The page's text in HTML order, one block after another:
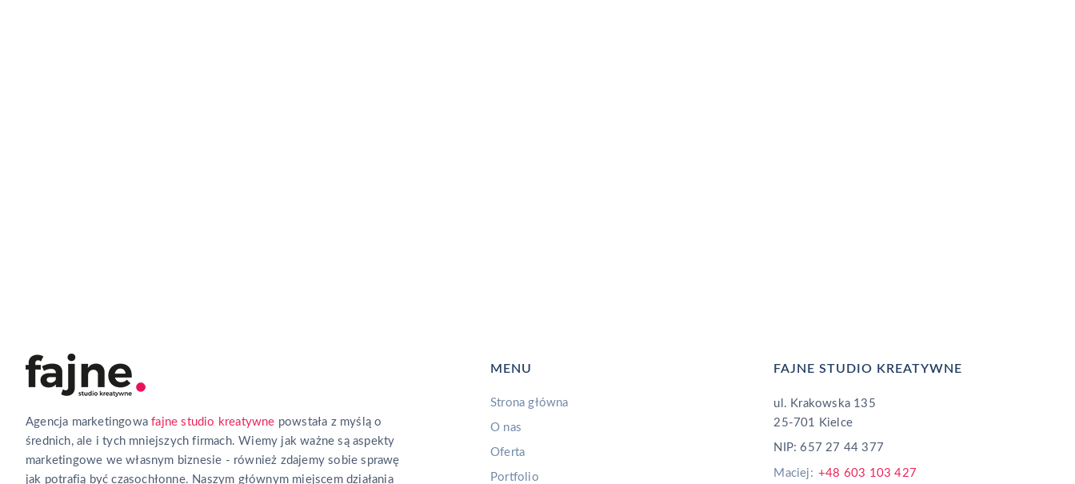
Agencja marketingowafajne studio kreatywne powstała z myślą o
średnich, ale i tych mniejszych firmach. Wiemy jak ważne są aspekty
marketingowe we własnym biznesie - również zdajemy sobie sprawę
jak potrafią być czasochłonne. Naszym głównym miejscem działania
MENU
Strona główna
O nas
Oferta
Portfolio
FAJNE STUDIO KREATYWNE
ul. Krakowska 135
25-701 Kielce
NIP: 657 27 44 377
Maciej: +48 603 103 427